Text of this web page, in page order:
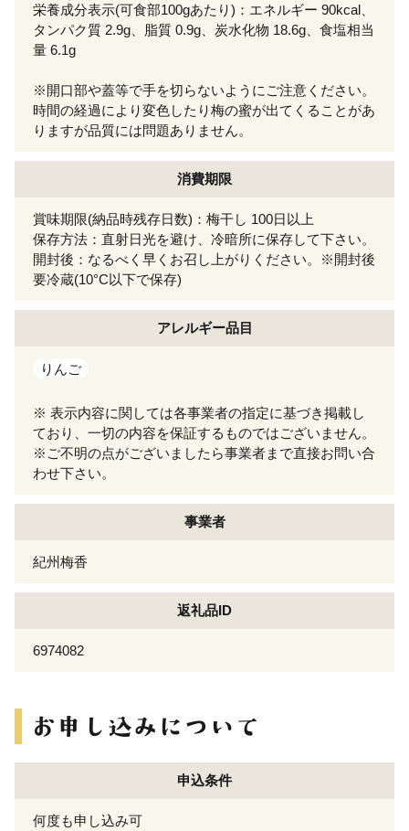
栄養成分表示(可食部100gあたり)：エネルギー 90kcal、
タンパク質 2.9g、脂質 0.9g、炭水化物 18.6g、食塩相当
量 6.1g
※開口部や蓋等で手を切らないようにご注意ください。
時間の経過により変色したり梅の蜜が出てくることがあ
りますが品質には問題ありません。
消費期限
賞味期限(納品時残存日数)：梅干し 100日以上
保存方法：直射日光を避け、冷暗所に保存して下さい。
開封後：なるべく早くお召し上がりください。※開封後
要冷蔵(10°C以下で保存)
アレルギー品目
りんご
※ 表示内容に関しては各事業者の指定に基づき掲載し
ており、一切の内容を保証するものではございません。
※ご不明の点がございましたら事業者まで直接お問い合
わせ下さい。
事業者
紀州梅香
返礼品ID
6974082
申込条件
何度も申し込み可